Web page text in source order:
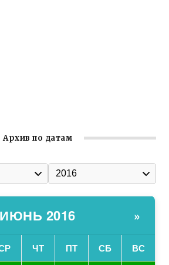
Архив по датам
ИЮНЬ 2016 »
ЧТ ПТ СБ ВС